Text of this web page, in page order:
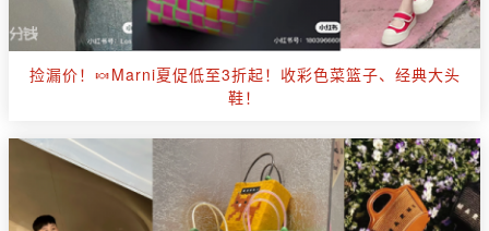
捡漏价！🍬Marni夏促低至3折起！收彩色菜篮子、经典大头
鞋！